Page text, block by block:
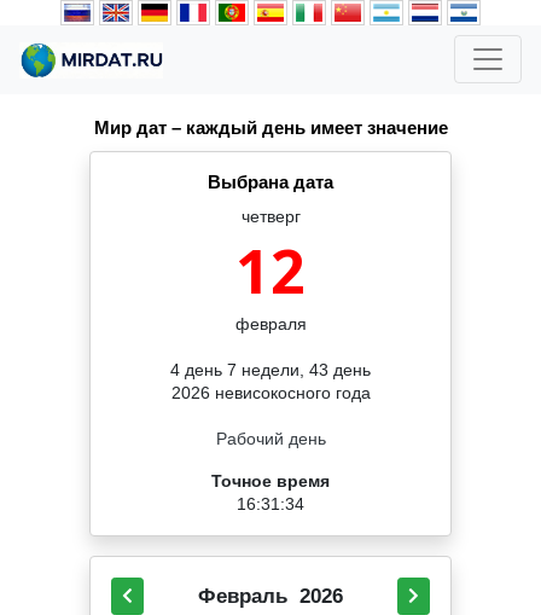
Мир дат – каждый день имеет значение
Выбрана дата
четверг
12
февраля
4 день 7 недели, 43 день
2026 невисокосного года
Рабочий день
Точное время
16:31:34
Февраль 2026